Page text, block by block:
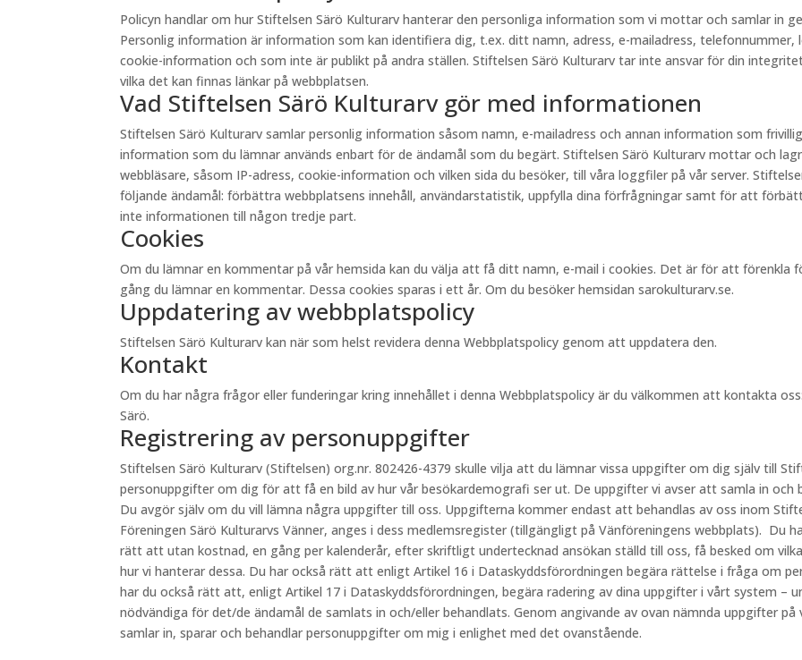
Policyn handlar om hur Stiftelsen Särö Kulturarv hanterar den personliga information som vi mottar och samlar in
Personlig information är information som kan identifiera dig, t.ex. ditt namn, adress, e-mailadress, telefonnummer,
cookie-information och som inte är publikt på andra ställen. Stiftelsen Särö Kulturarv tar inte ansvar för din
vilka det kan finnas länkar på webbplatsen.
Vad Stiftelsen Särö Kulturarv gör med informationen
Stiftelsen Särö Kulturarv samlar personlig information såsom namn, e-mailadress och annan information som
information som du lämnar används enbart för de ändamål som du begärt. Stiftelsen Särö Kulturarv mottar och
webbläsare, såsom IP-adress, cookie-information och vilken sida du besöker, till våra loggfiler på vår server.
följande ändamål: förbättra webbplatsens innehåll, användarstatistik, uppfylla dina förfrågningar samt för att
inte informationen till någon tredje part.
Cookies
Om du lämnar en kommentar på vår hemsida kan du välja att få ditt namn, e-mail i cookies. Det är för att förenkla
gång du lämnar en kommentar. Dessa cookies sparas i ett år. Om du besöker hemsidan sarokulturarv.se.
Uppdatering av webbplatspolicy
Stiftelsen Särö Kulturarv kan när som helst revidera denna Webbplatspolicy genom att uppdatera den.
Kontakt
Om du har några frågor eller funderingar kring innehållet i denna Webbplatspolicy är du välkommen att kontakta
Särö.
Registrering av personuppgifter
Stiftelsen Särö Kulturarv (Stiftelsen) org.nr. 802426-4379 skulle vilja att du lämnar vissa uppgifter om dig själv till
personuppgifter om dig för att få en bild av hur vår besökardemografi ser ut. De uppgifter vi avser att samla in och
Du avgör själv om du vill lämna några uppgifter till oss. Uppgifterna kommer endast att behandlas av oss inom
Föreningen Särö Kulturarvs Vänner, anges i dess medlemsregister (tillgängligt på Vänföreningens webbplats). Du
rätt att utan kostnad, en gång per kalenderår, efter skriftligt undertecknad ansökan ställd till oss, få besked om
hur vi hanterar dessa. Du har också rätt att enligt Artikel 16 i Dataskyddsförordningen begära rättelse i fråga om
har du också rätt att, enligt Artikel 17 i Dataskyddsförordningen, begära radering av dina uppgifter i vårt system
nödvändiga för det/de ändamål de samlats in och/eller behandlats. Genom angivande av ovan nämnda uppgifter
samlar in, sparar och behandlar personuppgifter om mig i enlighet med det ovanstående.